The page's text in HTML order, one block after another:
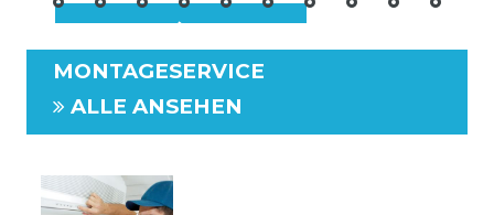
MONTAGESERVICE
ALLE ANSEHEN